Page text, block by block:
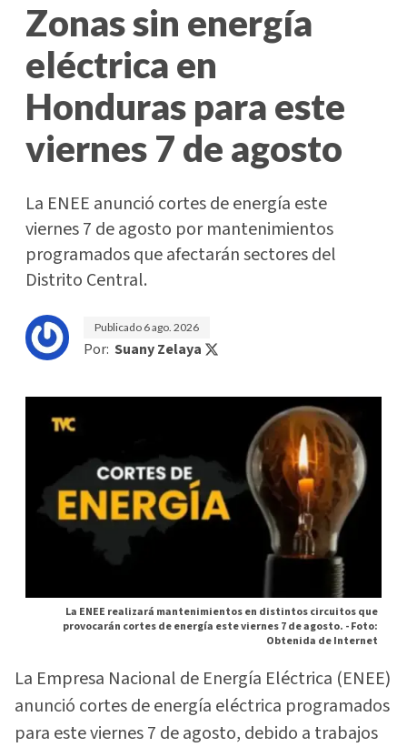
Zonas sin energía
eléctrica en
Honduras para este
viernes 7 de agosto
La ENEE anunció cortes de energía este
viernes 7 de agosto por mantenimientos
programados que afectarán sectores del
Distrito Central.
Publicado 6 ago. 2026
Por: Suany Zelaya
La ENEE realizará mantenimientos en distintos circuitos que
provocarán cortes de energía este viernes 7 de agosto. -Foto:
Obtenida de Internet
La Empresa Nacional de Energía Eléctrica (ENEE)
anunció cortes de energía eléctrica programados
para este viernes 7 de agosto, debido a trabajos